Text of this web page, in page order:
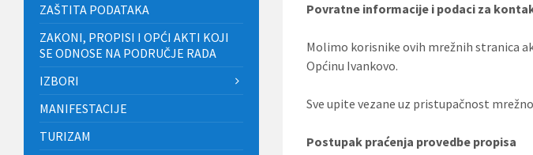
Povratne informacije i podaci za
Molimo korisnike ovih mrežnih stranica
Općinu Ivankovo.
Sve upite vezane uz pristupačnost
Postupak praćenja provedbe propisa
ZAŠTITA PODATAKA
ZAKONI, PROPISI I OPĆI AKTI KOJI
SE ODNOSE NA PODRUČJE RADA
IZBORI
MANIFESTACIJE
TURIZAM